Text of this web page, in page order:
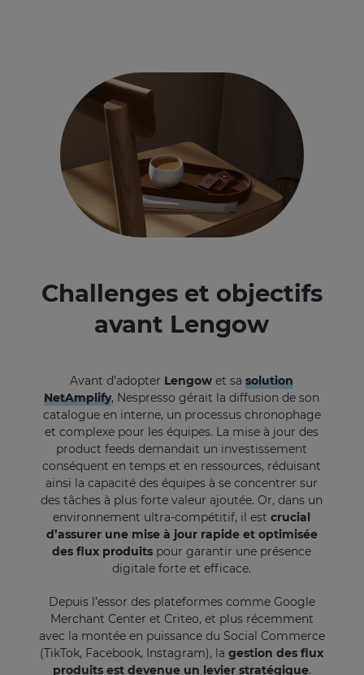
Challenges et objectifs
avant Lengow
Avant d’adopter Lengow et sasolution
NetAmplify, Nespresso gérait la diffusion de son
catalogue en interne, un processus chronophage
et complexe pour les équipes. La mise à jour des
product feeds demandait un investissement
conséquent en temps et en ressources, réduisant
ainsi la capacité des équipes à se concentrer sur
des tâches à plus forte valeur ajoutée. Or, dans un
environnement ultra-compétitif, il est crucial
d’assurer une mise à jour rapide et optimisée
des flux produits pour garantir une présence
digitale forte et efficace.
Depuis l’essor des plateformes comme Google
Merchant Center et Criteo, et plus récemment
avec la montée en puissance du Social Commerce
(TikTok, Facebook, Instagram), lagestion des flux
produits est devenue un levier stratégique.